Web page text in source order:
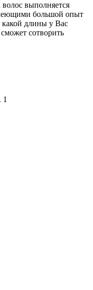
выполняется
большой опыт
какой длины у Вас
сотворить
1